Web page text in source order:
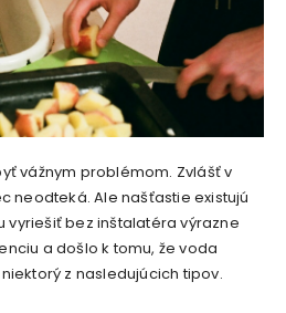
vážnym problémom. Zvlášť v
neodteká. Ale našťastie existujú
vyriešiť bez inštalatéra výrazne
a došlo k tomu, že voda
z nasledujúcich tipov.